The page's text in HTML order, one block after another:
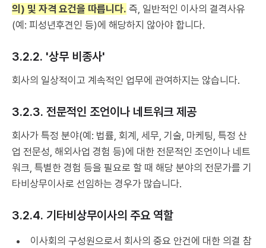
의) 및 자격 요건을 따릅니다. 즉, 일반적인 이사의 결격사유
(예: 피성년후견인 등)에 해당하지 않아야 합니다.
3.2.2. '상무 비종사'
회사의 일상적이고 계속적인 업무에 관여하지는 않습니다.
3.2.3. 전문적인 조언이나 네트워크 제공
회사가 특정 분야(예: 법률, 회계, 세무, 기술, 마케팅, 특정 산
업 전문성, 해외사업 경험 등)에 대한 전문적인 조언이나 네트
워크, 특별한 경험 등을 필요로 할 때 해당 분야의 전문가를 기
타비상무이사로 선임하는 경우가 많습니다.
3.2.4. 기타비상무이사의 주요 역할
이사회의 구성원으로서 회사의 중요 안건에 대한 의결 참